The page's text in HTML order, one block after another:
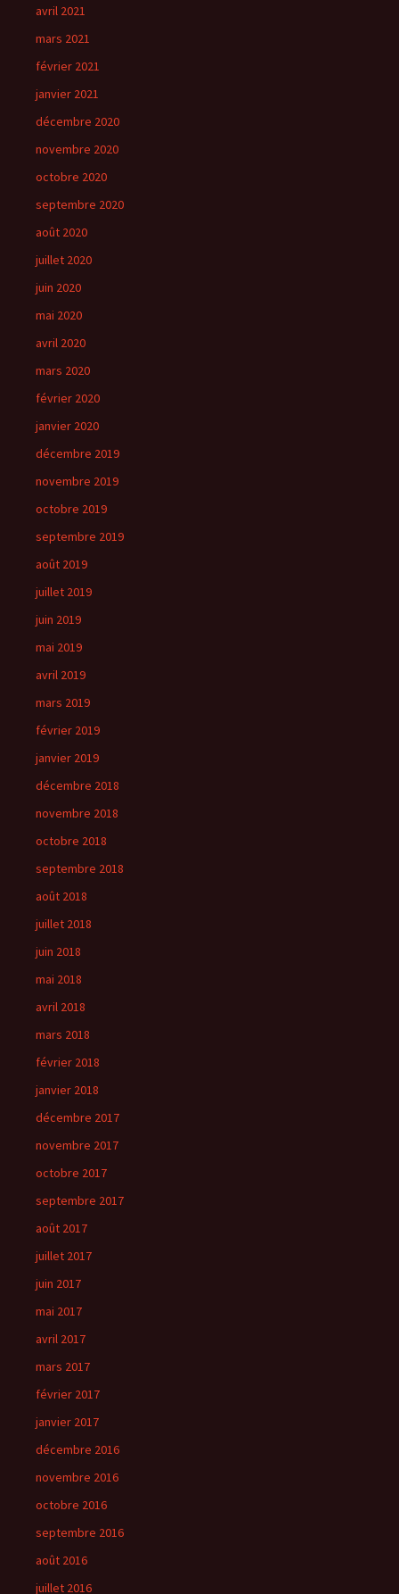
avril 2021
mars 2021
février 2021
janvier 2021
décembre 2020
novembre 2020
octobre 2020
septembre 2020
août 2020
juillet 2020
juin 2020
mai 2020
avril 2020
mars 2020
février 2020
janvier 2020
décembre 2019
novembre 2019
octobre 2019
septembre 2019
août 2019
juillet 2019
juin 2019
mai 2019
avril 2019
mars 2019
février 2019
janvier 2019
décembre 2018
novembre 2018
octobre 2018
septembre 2018
août 2018
juillet 2018
juin 2018
mai 2018
avril 2018
mars 2018
février 2018
janvier 2018
décembre 2017
novembre 2017
octobre 2017
septembre 2017
août 2017
juillet 2017
juin 2017
mai 2017
avril 2017
mars 2017
février 2017
janvier 2017
décembre 2016
novembre 2016
octobre 2016
septembre 2016
août 2016
juillet 2016